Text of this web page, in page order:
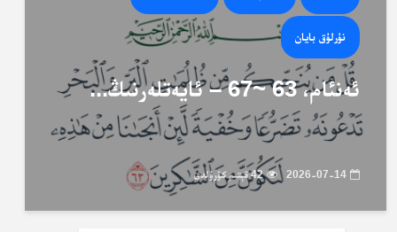
نۇرلۇق بايان
ئەنئام، 63 ~67 – ئايەتلەرنىڭ...
2026-07-14 42 قېتىم كۆرۈلدى